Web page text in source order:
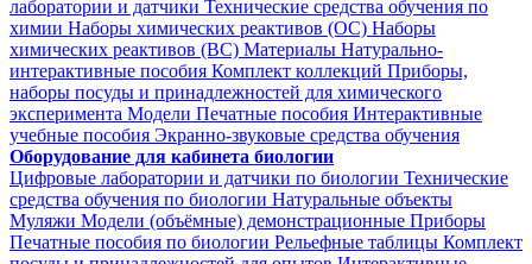
лаборатории и датчики Технические средства обучения по
химии Наборы химических реактивов (ОС) Наборы
химических реактивов (ВС) Материалы Натурально-
интерактивные пособия Комплект коллекций Приборы,
наборы посуды и принадлежностей для химического
эксперимента Модели Печатные пособия Интерактивные
учебные пособия Экранно-звуковые средства обучения
Оборудование для кабинета биологии
Цифровые лаборатории и датчики по биологии Технические
средства обучения по биологии Натуральные объекты
Муляжи Модели (объёмные) демонстрационные Приборы
Печатные пособия по биологии Рельефные таблицы Комплект